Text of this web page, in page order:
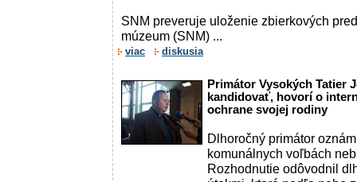
SNM preveruje uloženie zbierkových
múzeum (SNM) ...
viac diskusia
Primátor Vysokých Tatier
kandidovať, hovorí o
ochrane svojej rodiny
Dlhoročný primátor
komunálnych voľbách
Rozhodnutie odôvodnil